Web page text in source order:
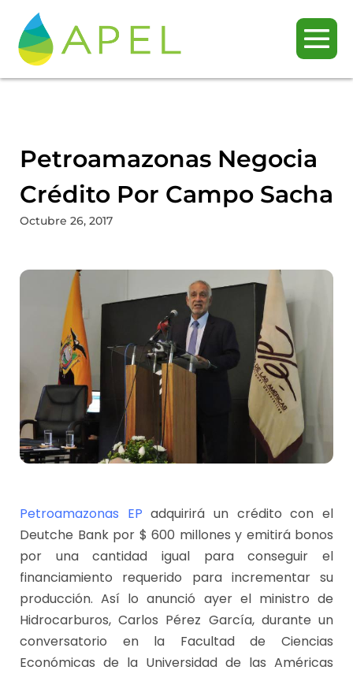
Petroamazonas Negocia
Crédito Por Campo Sacha
Octubre 26, 2017
Petroamazonas EP adquirirá un crédito con el
Deutche Bank por $ 600 millones y emitirá bonos
por una cantidad igual para conseguir el
financiamiento requerido para incrementar su
producción. Así lo anunció ayer el ministro de
Hidrocarburos, Carlos Pérez García, durante un
conversatorio en la Facultad de Ciencias
Económicas de la Universidad de las Américas